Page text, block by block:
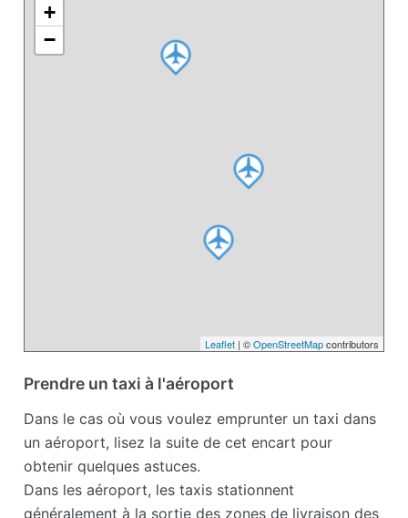
+
−
Leaflet| ©OpenStreetMapcontributors
Prendre un taxi à l'aéroport
Dans le cas où vous voulez emprunter un taxi dans
un aéroport, lisez la suite de cet encart pour
obtenir quelques astuces.
Dans les aéroport, les taxis stationnent
généralement à la sortie des zones de livraison des